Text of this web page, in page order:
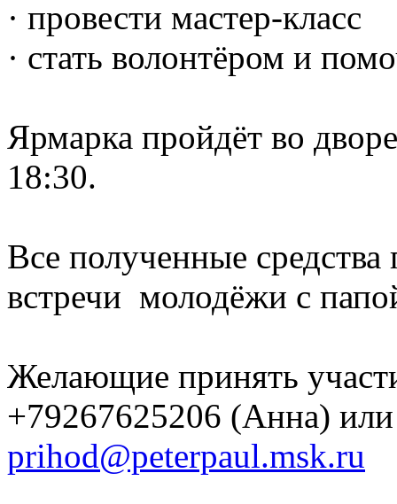
· провести мастер-класс
· стать волонтёром и
Ярмарка пройдёт во
18:30.
Все полученные
встречи молодёжи с
Желающие принять
+79267625206 (Анна)
prihod@peterpaul.msk.ru